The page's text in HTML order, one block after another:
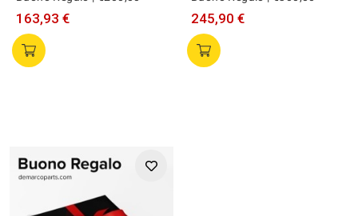
163,93 € 245,90 €